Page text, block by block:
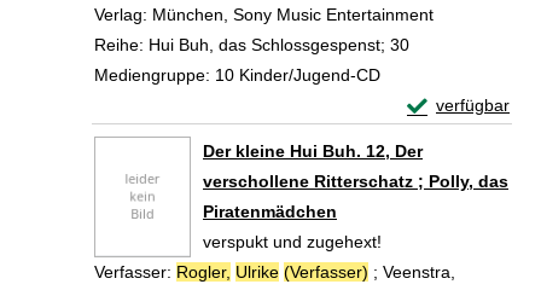
Verlag: München, Sony Music Entertainment
Reihe: Hui Buh, das Schlossgespenst; 30
Mediengruppe: 10 Kinder/Jugend-CD
verfügbar
Exemplar-
Der kleine Hui Buh. 12, Der
verschollene Ritterschatz ; Polly, das
Piratenmädchen
verspukt und zugehext!
Verfasser: Rogler, Ulrike (Verfasser) ; Veenstra,